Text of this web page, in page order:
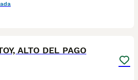
ALTO DEL PAGO